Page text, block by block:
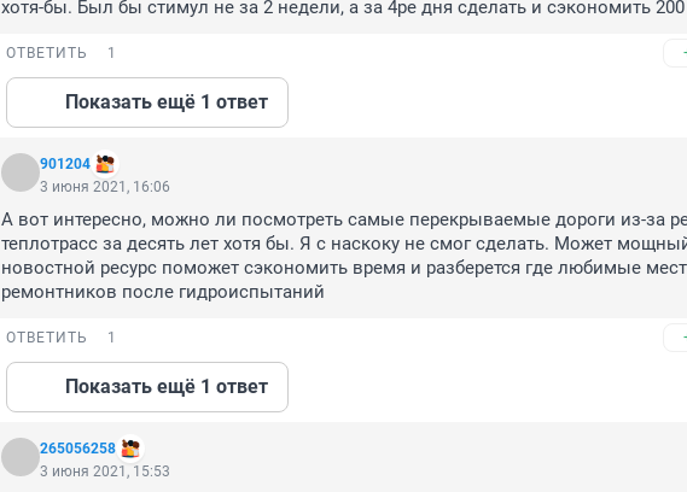
хотя-бы. Был бы стимул не за 2 недели, а за 4ре дня сделать и сэкономить
ОТВЕТИТЬ 1
Показать ещё 1 ответ
901204
3 июня 2021, 16:06
А вот интересно, можно ли посмотреть самые перекрываемые дороги из-за
теплотрасс за десять лет хотя бы. Я с наскоку не смог сделать. Может
новостной ресурс поможет сэкономить время и разберется где любимые
ремонтников после гидроиспытаний
ОТВЕТИТЬ 1
Показать ещё 1 ответ
265056258
3 июня 2021, 15:53